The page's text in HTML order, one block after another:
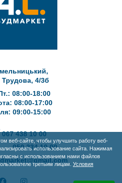
веб-сайте, чтобы улучшить работу веб-
использование сайта. Нажимая
с использованием нами файлов
третьим лицам. Условия
Трудова, 4/3б
08:00-18:00
08:00-17:00
09:00-15:00
067 438 10 00
050 234 10 00